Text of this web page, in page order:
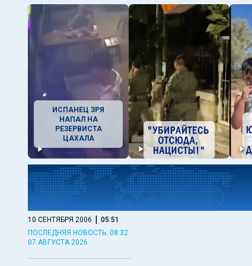
ИСПАНЕЦ ЗРЯ
НАПАЛ НА
РЕЗЕРВИСТА
ЦАХАЛА
10 СЕНТЯБРЯ 2006 | 05:51
ПОСЛЕДНЯЯ НОВОСТЬ: 08:32
07 АВГУСТА 2026